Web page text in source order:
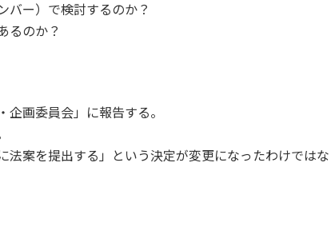
バー）で検討するのか？
るのか？
画委員会」に報告する。
案を提出する」という決定が変更になったわけではな